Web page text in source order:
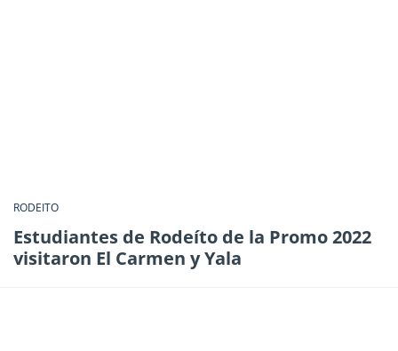
RODEITO
Estudiantes de Rodeíto de la Promo 2022
visitaron El Carmen y Yala